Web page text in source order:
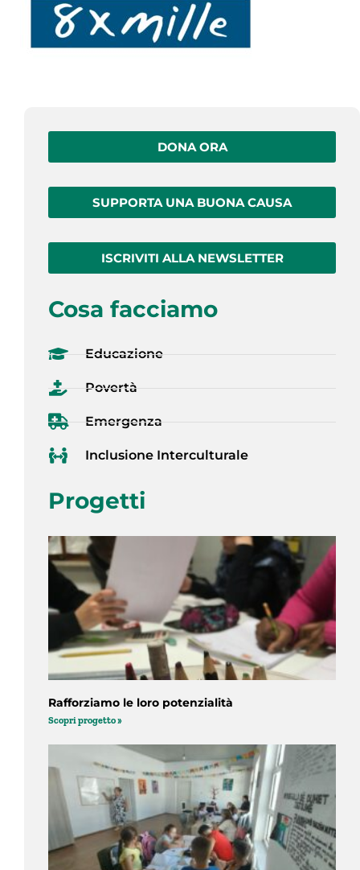
DONA ORA
SUPPORTA UNA BUONA CAUSA
ISCRIVITI ALLA NEWSLETTER
Cosa facciamo
Educazione
Povertà
Emergenza
Inclusione Interculturale
Progetti
Rafforziamo le loro potenzialità
Scopri progetto »